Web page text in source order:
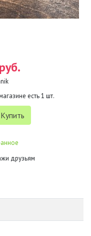
есть1 шт.
друзьям